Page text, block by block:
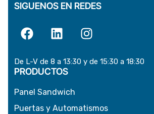
SIGUENOS EN REDES
De L-V de 8 a 13:30 y de 15:30 a 18:30
PRODUCTOS
Panel Sandwich
Puertas y Automatismos